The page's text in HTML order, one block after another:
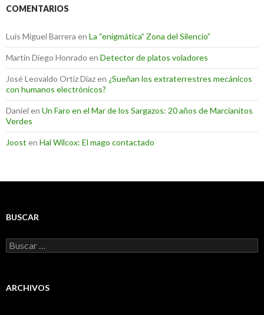
COMENTARIOS
Luis Miguel Barrera en La “enigmática” Zona del Silencio”
Martin Diego Honrado en Detector de platos voladores
José Leovaldo Ortiz Díazen ¿Sueñan los extraterrestres mecánicos
con humanos electrónicos?
Daniel en Un Faro en el Mar de los Sargazos: 20 años de Marcianitos
Verdes
Joost en Hal Wilcox: El mago contactado
BUSCAR
Buscar:
ARCHIVOS